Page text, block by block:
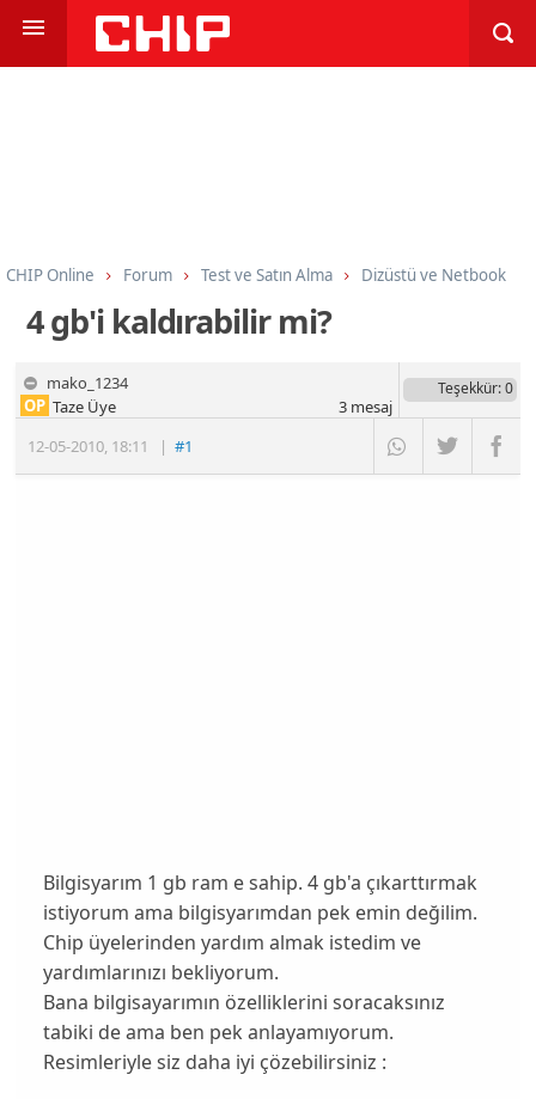
CHIP Online Forum Test ve Satın Alma Dizüstü ve Netbook
4 gb'i kaldırabilir mi?
mako_1234
12-05-2010, 18:11 |#1
OP Taze Üye
Teşekkür: 0
3mesaj
Bilgisyarım 1 gb ram e sahip. 4 gb'a çıkarttırmak
istiyorum ama bilgisyarımdan pek emin değilim.
Chip üyelerinden yardım almak istedim ve
yardımlarınızı bekliyorum.
Bana bilgisayarımın özelliklerini soracaksınız
tabiki de ama ben pek anlayamıyorum.
Resimleriyle siz daha iyi çözebilirsiniz :